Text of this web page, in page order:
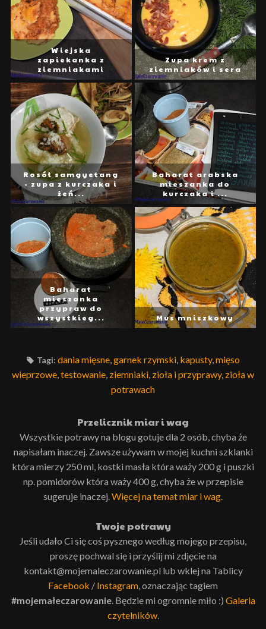
Wiejska
zapiekanka z
ziemniakami
Zupa krem z
ziemniaków i sera
Rosół samgyetang
- zupa z kurczaka i
żeń...
Baharat arabska
mieszanka do
kurczaka i ...
Baharat
mieszanka
przypraw do
wszystkieg...
Mus mniszkowy
Tagi: dania mięsne, garnek rzymski, kapusty, mięso
wieprzowe testowanie ziemniaki zioła i przyprawy, zioła w
potrawach
Przelicznik miar i wag
Wszystkie potrawy na blogu gotuje dla 2 osób, chyba że
napisałam inaczej. Zawsze używam w mojej kuchni szklanki
która mierzy 250 ml, kostki masła która waży 200 g i puszki
np. pomidorów która waży 400 g, chyba że w przepisie
sugeruje inaczej. Więcej na temat miar i wag
Twoje potrawy
Jeśli udało Ci się coś pysznego według mojego przepisu,
proszę pochwal się i przyślij mi zdjęcie na
kontakt@mojemaleczarowanie.pl lub wklej na Tablicy
Facebook / Instagram , oznaczając tagiem
#mojemałeczarowanie. Będzie mi ogromnie miło :) Galeria
czytelników.